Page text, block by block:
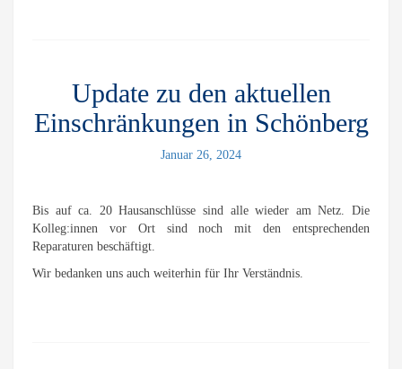
Update zu den aktuellen
Einschränkungen in Schönberg
Januar 26, 2024
Bis auf ca. 20 Hausanschlüsse sind alle wieder am Netz. Die
Kolleg:innen vor Ort sind noch mit den entsprechenden
Reparaturen beschäftigt.
Wir bedanken uns auch weiterhin für Ihr Verständnis.